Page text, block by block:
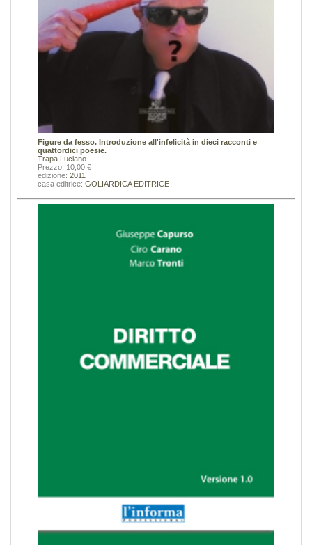
Figure da fesso. Introduzione all'infelicità in dieci racconti e
quattordici poesie.
Trapa Luciano
Prezzo: 10,00 €
edizione: 2011
casa editrice: GOLIARDICA EDITRICE